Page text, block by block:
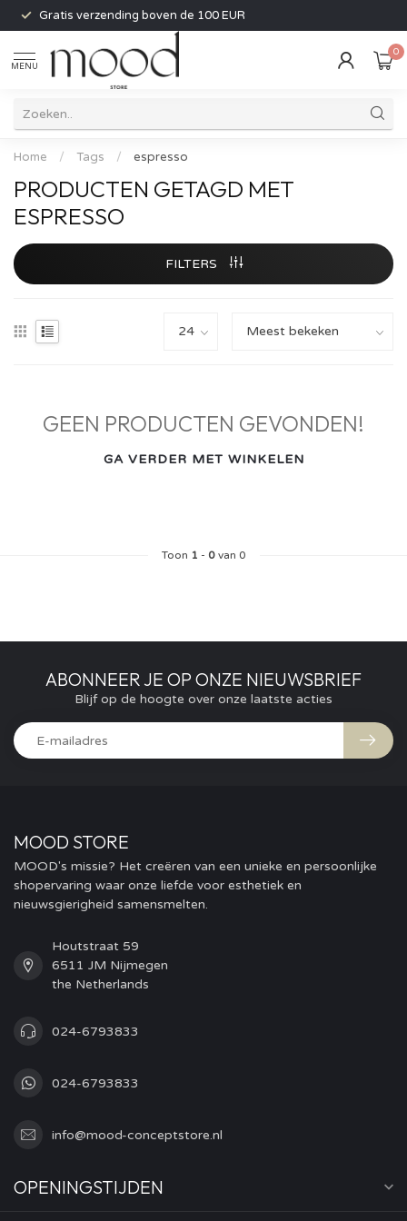
Gratis verzending boven de 100 EUR
MENU
0
Home / Tags / espresso
PRODUCTEN GETAGD MET
ESPRESSO
FILTERS
GEEN PRODUCTEN GEVONDEN!
GA VERDER MET WINKELEN
Toon 1 - 0van 0
ABONNEER JE OP ONZE NIEUWSBRIEF
Blijf op de hoogte over onze laatste acties
MOOD STORE
MOOD's missie? Het creëren van een unieke en persoonlijke
shopervaring waar onze liefde voor esthetiek en
nieuwsgierigheid samensmelten.
Houtstraat 59
6511 JM Nijmegen
the Netherlands
024-6793833
024-6793833
info@mood-conceptstore.nl
OPENINGSTIJDEN